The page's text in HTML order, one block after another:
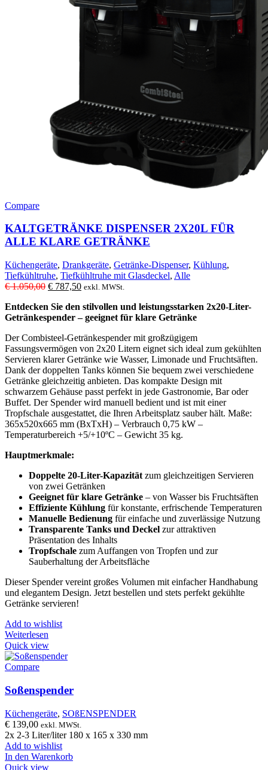
Compare
KALTGETRÄNKE DISPENSER 2X20L FÜR
ALLE KLARE GETRÄNKE
Küchengeräte, Drankgeräte, Getränke-Dispenser, Kühlung,
Tiefkühltruhe, Tiefkühltruhe mit Glasdeckel, Alle
€1.050,00 Ursprünglicher
war:
€ 1.050,00
€ 787,50Aktueller
ist:
€ 787,50.
exkl. MWSt.
Entdecken Sie den stilvollen und leistungsstarken 2x20-Liter-
Getränkespender – geeignet für klare Getränke
Der Combisteel-Getränkespender mit großzügigem
Fassungsvermögen von 2x20 Litern eignet sich ideal zum gekühlten
Servieren klarer Getränke wie Wasser, Limonade und Fruchtsäften.
Dank der doppelten Tanks können Sie bequem zwei verschiedene
Getränke gleichzeitig anbieten. Das kompakte Design mit
schwarzem Gehäuse passt perfekt in jede Gastronomie, Bar oder
Buffet. Der Spender wird manuell bedient und ist mit einer
Tropfschale ausgestattet, die Ihren Arbeitsplatz sauber hält. Maße:
365x520x665 mm (BxTxH) – Verbrauch 0,75 kW –
Temperaturbereich +5/+10ºC – Gewicht 35 kg.
Hauptmerkmale:
Doppelte 20-Liter-Kapazität zum gleichzeitigen Servieren
von zwei Getränken
Geeignet für klare Getränke – von Wasser bis Fruchtsäften
Effiziente Kühlung für konstante, erfrischende Temperaturen
Manuelle Bedienung für einfache und zuverlässige Nutzung
Transparente Tanks und Deckel zur attraktiven
Präsentation des Inhalts
Tropfschale zum Auffangen von Tropfen und zur
Sauberhaltung der Arbeitsfläche
Dieser Spender vereint großes Volumen mit einfacher Handhabung
und elegantem Design. Jetzt bestellen und stets perfekt gekühlte
Getränke servieren!
Add to wishlist
Weiterlesen
Quick view
Compare
Soßenspender
Küchengeräte, SOßENSPENDER
€ 139,00 exkl. MWSt.
2x 2-3 Liter/liter 180 x 165 x 330 mm
Add to wishlist
In den Warenkorb
Quick view